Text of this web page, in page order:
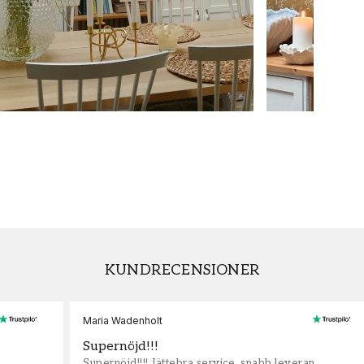
KUNDRECENSIONER
Maria Wadenholt
Supernöjd!!!